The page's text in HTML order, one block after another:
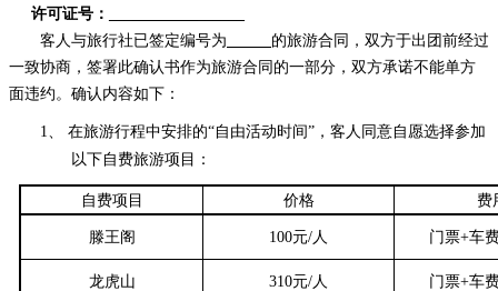
许可证号：___
客人与旅行社已签定编号为
的旅游合同，双方于出团前经过
一致协商，签署此确认书作为旅游合同的一部分，双方承诺不能单方
面违约。确认内容如下：
1、 在旅游行程中安排的“自由活动时间”，客人同意自愿选择参加
以下自费旅游项目：
自费项目 价格 费
滕王阁 100元/人 门票+车
龙虎山 310元/人 门票+车